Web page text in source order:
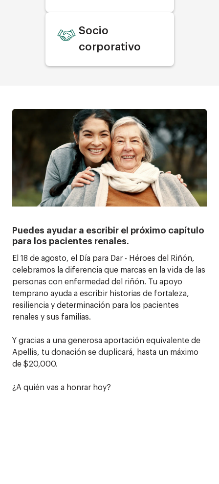
Socio
corporativo
Puedes ayudar a escribir el próximo capítulo
para los pacientes renales.
El 18 de agosto, el Día para Dar - Héroes del Riñón,
celebramos la diferencia que marcas en la vida de las
personas con enfermedad del riñón. Tu apoyo
temprano ayuda a escribir historias de fortaleza,
resiliencia y determinación para los pacientes
renales y sus familias.
Y gracias a una generosa aportación equivalente de
Apellis, tu donación se duplicará, hasta un máximo
de $20,000.
¿A quién vas a honrar hoy?